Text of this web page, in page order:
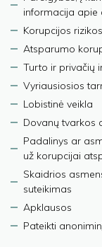
informacija apie
Korupcijos
Atsparumo
Turto ir privačių
Vyriausiosios
Lobistinė veikla
Dovanų tvarkos
Padalinys ar
už korupcijai
Skaidrios
suteikimas
Apklausos
Pateikti